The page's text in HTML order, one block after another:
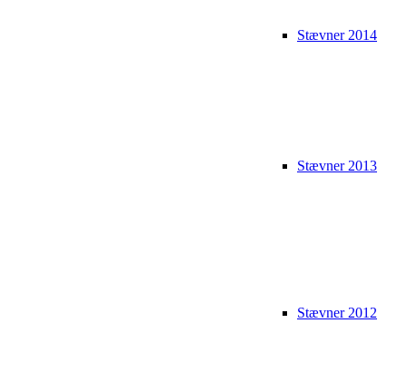
Stævner 2014
Stævner 2013
Stævner 2012